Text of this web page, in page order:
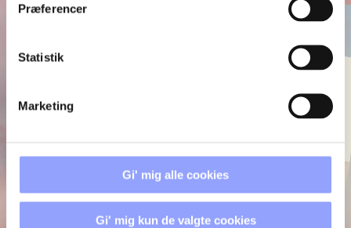
Præferencer
Statistik
Marketing
Gi' mig alle cookies
Gi' mig kun de valgte cookies